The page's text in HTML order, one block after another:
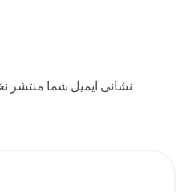
نشانی ایمیل شما منتشر